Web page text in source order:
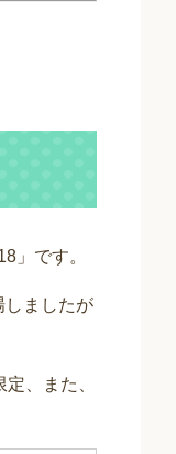
」です。
しましたが
、また、